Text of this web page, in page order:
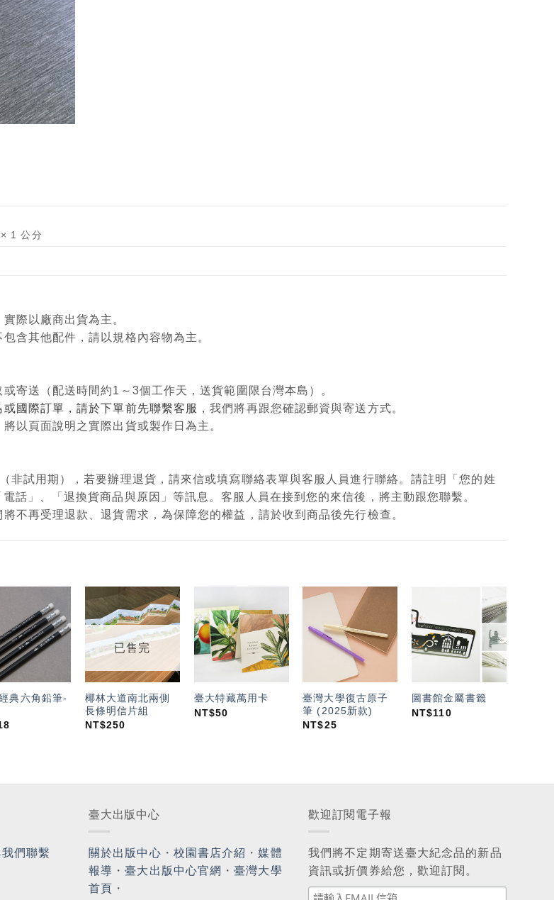
1 公分
際以廠商出貨為主。
含其他配件，請以規格內容物為主。
寄送（配送時間約1～3個工作天，送貨範圍限台灣本島）。
或國際訂單，請於下單前先聯繫客服 ，我們將再跟您確認郵資與寄送方式。
以頁面說明之實際出貨或製作日為主。
非試用期），若要辦理退貨，請來信或填寫聯絡表單與客服人員進行聯絡。請註明「您的姓
話」、「退換貨商品與原因」等訊息。客服人員在接到您的來信後，將主動跟您聯繫。
不再受理退款、退貨需求，為保障您的權益，請於收到商品後先行檢查。
加入
「願
望輕
典六角鉛筆-
加入
「願
已售完
椰林大道南北兩側
長條明信片組
NT$250
加入
「願
望輕
單」
臺大特藏萬用卡
NT$50
「願
望輕
單」
臺灣大學復古原子
筆 (2025新款)
NT$25
加入
「願
望輕
單」
圖書館金屬書籤
NT$110
們聯繫
臺大出版中心
關於出版中心 ・ 校園書店介紹 ・媒體
報導 ・臺大出版中心官網 ・臺灣大學
首頁 ・
歡迎訂閱電子報
我們將不定期寄送臺大紀念品的新品
資訊或折價券給您，歡迎訂閱。